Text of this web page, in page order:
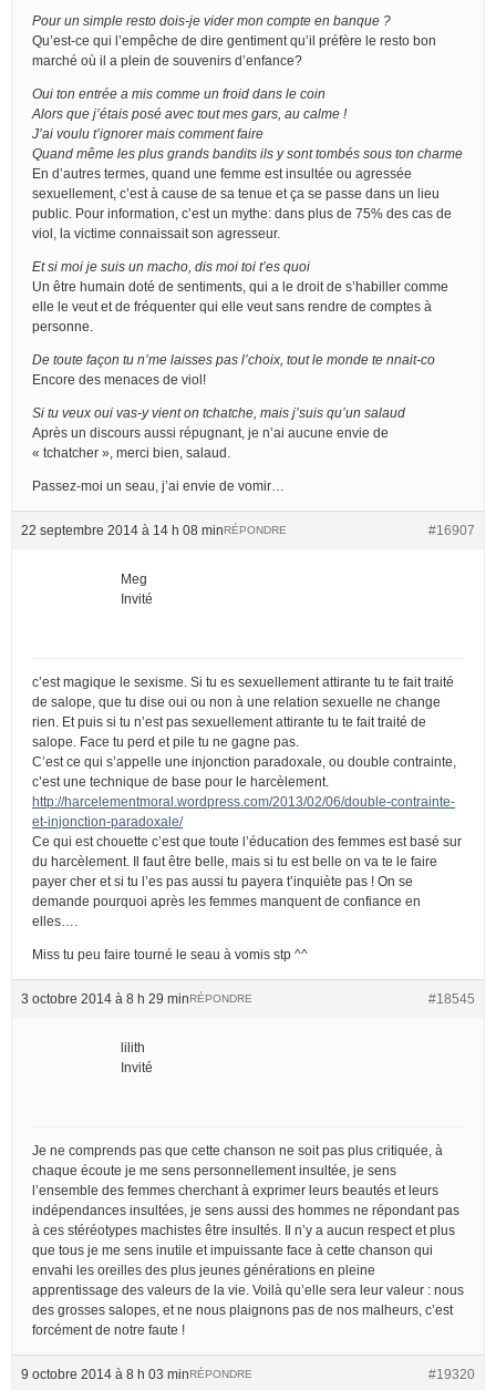
Pour un simple resto dois-je vider mon compte en banque ?
Qu’est-ce qui l’empêche de dire gentiment qu’il préfère le resto bon
marché où il a plein de souvenirs d’enfance?
Oui ton entrée a mis comme un froid dans le coin
Alors que j’étais posé avec tout mes gars, au calme !
J’ai voulu t’ignorer mais comment faire
Quand même les plus grands bandits ils y sont tombés sous ton charme
En d’autres termes, quand une femme est insultée ou agressée
sexuellement, c’est à cause de sa tenue et ça se passe dans un lieu
public. Pour information, c’est un mythe: dans plus de 75% des cas de
viol, la victime connaissait son agresseur.
Et si moi je suis un macho, dis moi toi t’es quoi
Un être humain doté de sentiments, qui a le droit de s’habiller comme
elle le veut et de fréquenter qui elle veut sans rendre de comptes à
personne.
De toute façon tu n’me laisses pas l’choix, tout le monde te nnait-co
Encore des menaces de viol!
Si tu veux oui vas-y vient on tchatche, mais j’suis qu’un salaud
Après un discours aussi répugnant, je n’ai aucune envie de
« tchatcher », merci bien, salaud.
Passez-moi un seau, j’ai envie de vomir…
22 septembre 2014 à 14 h 08 min #16907
RÉPONDRE
Meg
Invité
c’est magique le sexisme. Si tu es sexuellement attirante tu te fait traité
de salope, que tu dise oui ou non à une relation sexuelle ne change
rien. Et puis si tu n’est pas sexuellement attirante tu te fait traité de
salope. Face tu perd et pile tu ne gagne pas.
C’est ce qui s’appelle une injonction paradoxale, ou double contrainte,
c’est une technique de base pour le harcèlement.
http://harcelementmoral.wordpress.com/2013/02/06/double-contrainte-
et-injonction-paradoxale/
Ce qui est chouette c’est que toute l’éducation des femmes est basé sur
du harcèlement. Il faut être belle, mais si tu est belle on va te le faire
payer cher et si tu l’es pas aussi tu payera t’inquiète pas ! On se
demande pourquoi après les femmes manquent de confiance en
elles….
Miss tu peu faire tourné le seau à vomis stp ^^
3 octobre 2014 à 8 h 29 min #18545
RÉPONDRE
lilith
Invité
Je ne comprends pas que cette chanson ne soit pas plus critiquée, à
chaque écoute je me sens personnellement insultée, je sens
l’ensemble des femmes cherchant à exprimer leurs beautés et leurs
indépendances insultées, je sens aussi des hommes ne répondant pas
à ces stéréotypes machistes être insultés. Il n’y a aucun respect et plus
que tous je me sens inutile et impuissante face à cette chanson qui
envahi les oreilles des plus jeunes générations en pleine
apprentissage des valeurs de la vie. Voilà qu’elle sera leur valeur : nous
des grosses salopes, et ne nous plaignons pas de nos malheurs, c’est
forcément de notre faute !
9 octobre 2014 à 8 h 03 min #19320
RÉPONDRE